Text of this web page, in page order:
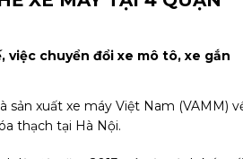
việc chuyển đổi xe mô tô, xe gắn
sản xuất xe máy Việt Nam (VAMM)
thạch tại Hà Nội.